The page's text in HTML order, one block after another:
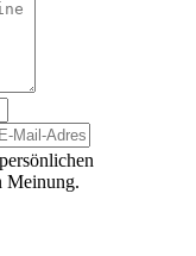
Meinung.